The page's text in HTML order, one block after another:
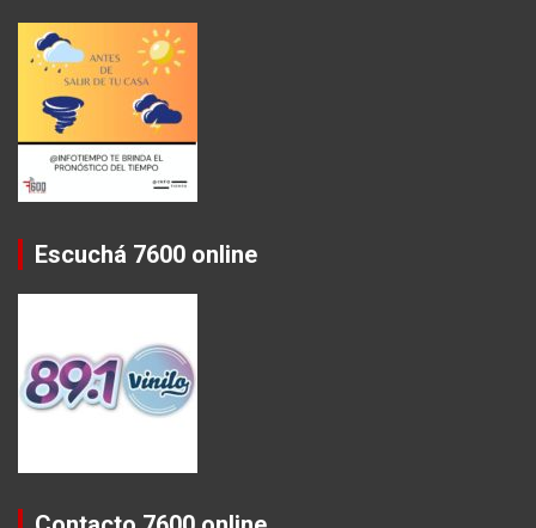
Escuchá 7600 online